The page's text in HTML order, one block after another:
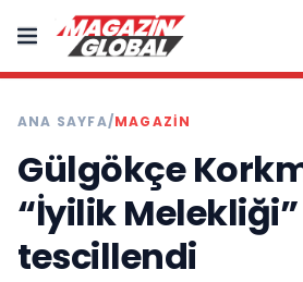
ANA SAYFA/MAGAZIN
Gülgökçe
“İyilik Melekliği”
tescillendi